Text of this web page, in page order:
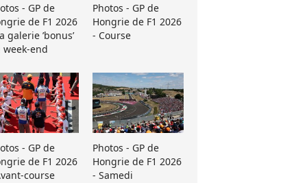
- GP de
de F1 2026
galerie ’bonus’
week-end
Photos - GP de
Hongrie de F1 2026
- Course
- GP de
de F1 2026
course
Photos - GP de
Hongrie de F1 2026
- Samedi